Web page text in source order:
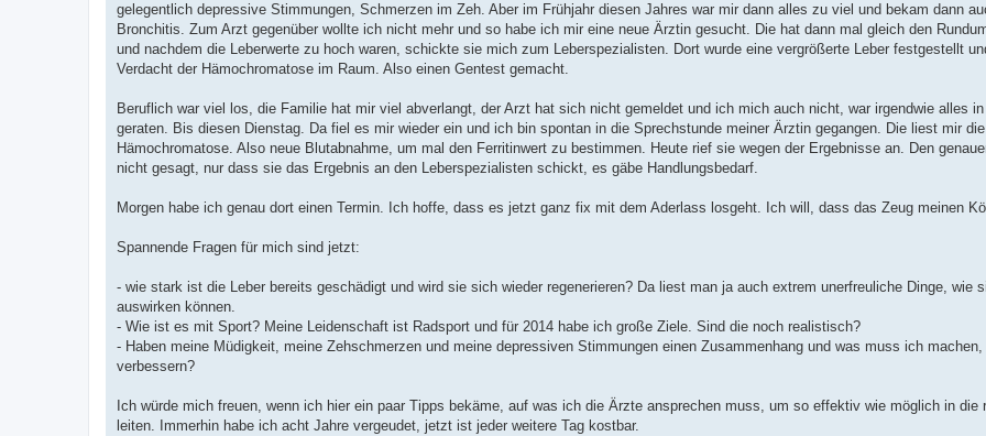
gelegentlich depressive Stimmungen, Schmerzen im Zeh. Aber im Frühjahr diesen Jahres war mir dann alles zu viel und bekam dann
Bronchitis. Zum Arzt gegenüber wollte ich nicht mehr und so habe ich mir eine neue Ärztin gesucht. Die hat dann mal gleich den
und nachdem die Leberwerte zu hoch waren, schickte sie mich zum Leberspezialisten. Dort wurde eine vergrößerte Leber festgestellt
Verdacht der Hämochromatose im Raum. Also einen Gentest gemacht.
Beruflich war viel los, die Familie hat mir viel abverlangt, der Arzt hat sich nicht gemeldet und ich mich auch nicht, war irgendwie alles
geraten. Bis diesen Dienstag. Da fiel es mir wieder ein und ich bin spontan in die Sprechstunde meiner Ärztin gegangen. Die liest mir
Hämochromatose. Also neue Blutabnahme, um mal den Ferritinwert zu bestimmen. Heute rief sie wegen der Ergebnisse an. Den
nicht gesagt, nur dass sie das Ergebnis an den Leberspezialisten schickt, es gäbe Handlungsbedarf.
Morgen habe ich genau dort einen Termin. Ich hoffe, dass es jetzt ganz fix mit dem Aderlass losgeht. Ich will, dass das Zeug meinen
Spannende Fragen für mich sind jetzt:
- wie stark ist die Leber bereits geschädigt und wird sie sich wieder regenerieren? Da liest man ja auch extrem unerfreuliche Dinge, wie
auswirken können.
- Wie ist es mit Sport? Meine Leidenschaft ist Radsport und für 2014 habe ich große Ziele. Sind die noch realistisch?
- Haben meine Müdigkeit, meine Zehschmerzen und meine depressiven Stimmungen einen Zusammenhang und was muss ich
verbessern?
Ich würde mich freuen, wenn ich hier ein paar Tipps bekäme, auf was ich die Ärzte ansprechen muss, um so effektiv wie möglich in die
leiten. Immerhin habe ich acht Jahre vergeudet, jetzt ist jeder weitere Tag kostbar.